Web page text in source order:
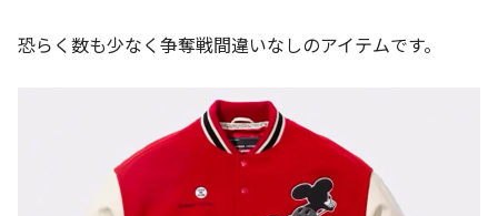
恐らく数も少なく争奪戦間違いなしのアイテムです。